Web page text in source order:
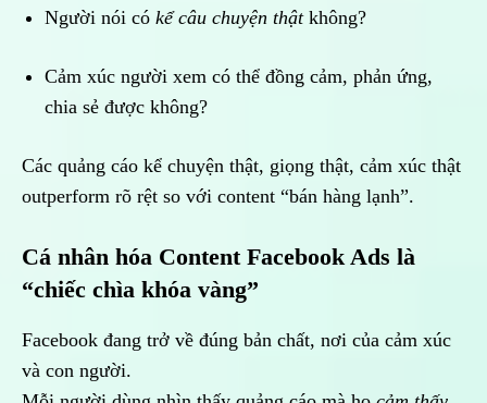
Người nói có kể câu chuyện thậtkhông?
Cảm xúc người xem có thể đồng cảm, phản ứng,
chia sẻ được không?
Các quảng cáo kể chuyện thật, giọng thật, cảm xúc thật
outperform rõ rệt so với content “bán hàng lạnh”.
Cá nhân hóa Content Facebook Ads là
“chiếc chìa khóa vàng”
Facebook đang trở về đúng bản chất, nơi của cảm xúc
và con người.